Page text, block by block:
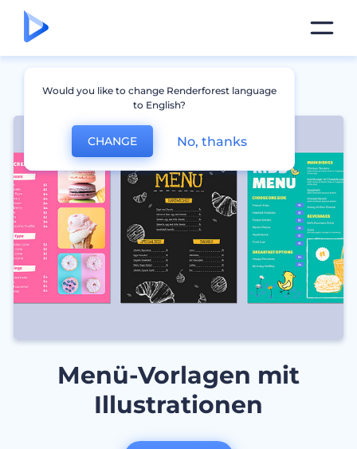
Menü-Vorlagen mit
Illustrationen
Would you like to change Renderforest language
to English?
CHANGE No, thanks